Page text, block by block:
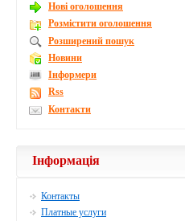
Новi оголошення
Розмістити оголошення
Розширений пошук
Новини
Інформери
Rss
Контакти
Інформація
Контакты
Платные услуги